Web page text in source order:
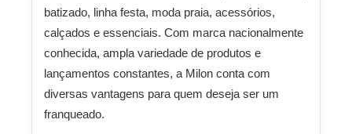
batizado, linha festa, moda praia, acessórios,
calçados e essenciais. Com marca nacionalmente
conhecida, ampla variedade de produtos e
lançamentos constantes, a Milon conta com
diversas vantagens para quem deseja ser um
franqueado.